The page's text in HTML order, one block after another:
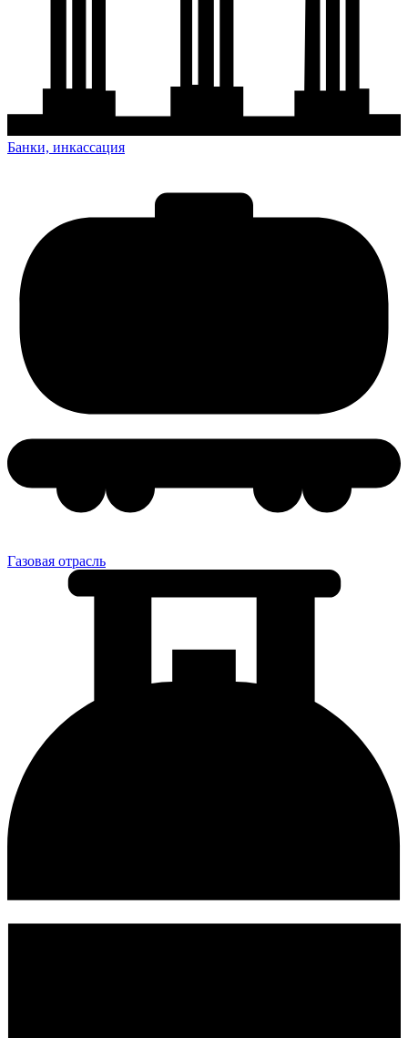
Банки, инкассация
Газовая отрасль